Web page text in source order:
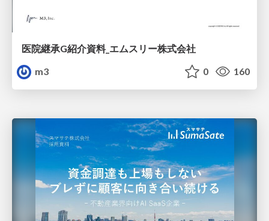
医院継承G紹介資料_エムスリー株式会社
m3
0 160